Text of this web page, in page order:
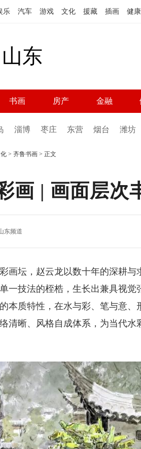
乐 汽车 游戏 文化 援藏 插画 健康
山东
书画 房产 金融
淄博 枣庄 东营 烟台 潍坊
> 齐鲁书画 > 正文
画 | 画面层
东频道
画坛， 赵云龙以数十年的深耕与
一技法的桎梏，生长出兼具视
本质特性，在水与彩、笔与意
清晰、风格自成体系，为当代